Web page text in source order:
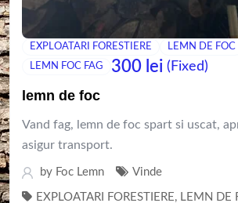
EXPLOATARI FORESTIERE
LEMN DE FOC
LEMN FOC FAG
300 lei (Fixed)
lemn de foc
Vand fag, lemn de foc spart si uscat,
asigur transport.
by Foc Lemn Vinde
EXPLOATARI FORESTIERE , LEMN DE